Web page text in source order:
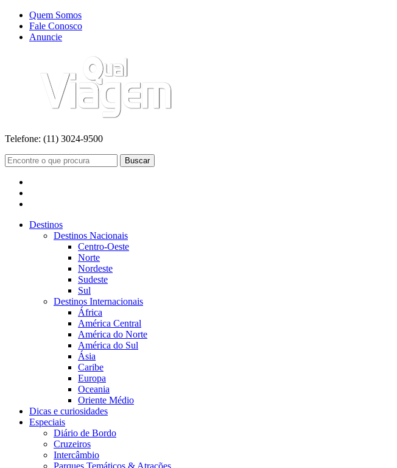
Quem Somos
Fale Conosco
Anuncie
Telefone: (11) 3024-9500
Buscar
Destinos
Destinos Nacionais
Centro-Oeste
Norte
Nordeste
Sudeste
Sul
Destinos Internacionais
África
América Central
América do Norte
América do Sul
Ásia
Caribe
Europa
Oceania
Oriente Médio
Dicas e curiosidades
Especiais
Diário de Bordo
Cruzeiros
Intercâmbio
Parques Temáticos & Atrações